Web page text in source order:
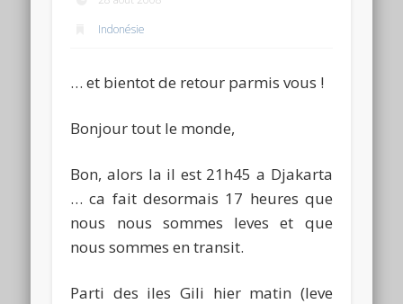
Indonésie
… et bientot de retour parmis vous !
Bonjour tout le monde,
Bon, alors la il est 21h45 a Djakarta
… ca fait desormais 17 heures que
nous nous sommes leves et que
nous sommes en transit.
Parti des iles Gili hier matin (leve